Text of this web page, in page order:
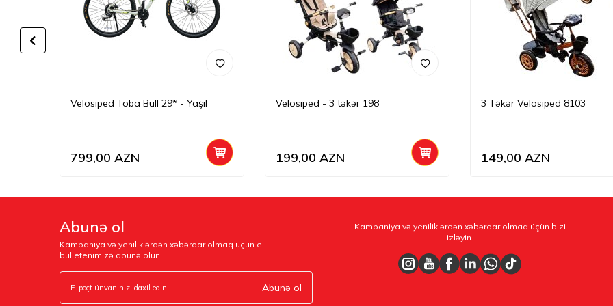
Velosiped Toba Bull 29* - Yaşıl
799,00 AZN
Velosiped - 3 təkər 198
199,00 AZN
3 Təkər Velosiped 8103
149,00 AZN
Abunə ol
Kampaniya və yeniliklərdən xəbərdar olmaq üçün e-
bülletenimizə abunə olun!
Abunə ol
Kampaniya və yeniliklərdən xəbərdar olmaq üçün bizi
izləyin.